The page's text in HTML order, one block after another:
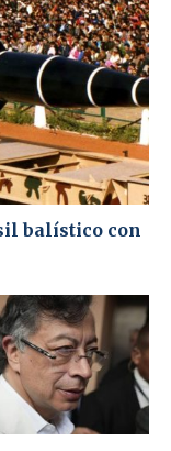
balístico con